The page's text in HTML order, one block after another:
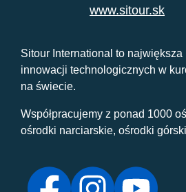
www.sitour.sk
Sitour International to
innowacji technologicznych w
na świecie.
Współpracujemy z ponad 1000
ośrodki narciarskie, ośrodki